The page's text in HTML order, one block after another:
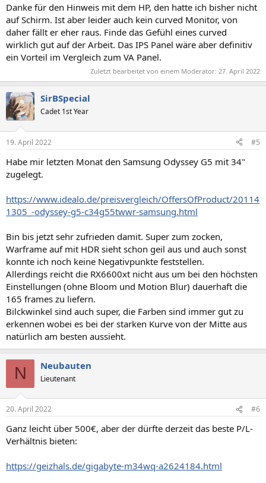
Danke für den Hinweis mit dem HP, den hatte ich bisher nicht
auf Schirm. Ist aber leider auch kein curved Monitor, von
daher fällt er eher raus. Finde das Gefühl eines curved
wirklich gut auf der Arbeit. Das IPS Panel wäre aber definitiv
ein Vorteil im Vergleich zum VA Panel.
Zuletzt bearbeitet von einem Moderator: 27. April 2022
SirBSpecial
Cadet 1st Year
19. April 2022 #5
Habe mir letzten Monat den Samsung Odyssey G5 mit 34"
zugelegt.
https://www.idealo.de/preisvergleich/OffersOfProduct/20114
1305_-odyssey-g5-c34g55twwr-samsung.html
Bin bis jetzt sehr zufrieden damit. Super zum zocken,
Warframe auf mit HDR sieht schon geil aus und auch sonst
konnte ich noch keine Negativpunkte feststellen.
Allerdings reicht die RX6600xt nicht aus um bei den höchsten
Einstellungen (ohne Bloom und Motion Blur) dauerhaft die
165 frames zu liefern.
Bilckwinkel sind auch super, die Farben sind immer gut zu
erkennen wobei es bei der starken Kurve von der Mitte aus
natürlich am besten aussieht.
N Neubauten
Lieutenant
20. April 2022 #6
Ganz leicht über 500€, aber der dürfte derzeit das beste P/L-
Verhältnis bieten:
https://geizhals.de/gigabyte-m34wq-a2624184.html